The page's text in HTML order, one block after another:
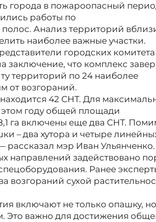
города в пожароопасный
работы по
Анализ территорий
наиболее важные участки.
городских
заключение, что комплекс
территорий по 24 наиболее
от возгораний.
42 СНТ. Для
году общей площади
га включены еще два СНТ.
– два хутора и четыре
мэр Иван Ульянченко.
направлений задействовано
Ранее
возгораний сухой
включают не только опашку,
Это важно для достижения